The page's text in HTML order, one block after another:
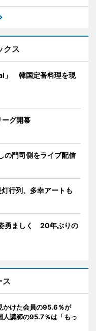
クス
」 韓国定番料理を現
グ開幕
の門司側をライブ配信
行列、多幸アートも
勇ましく 20年ぶりの
ス
かけた会員の95.6％が
人講師の95.7％は「もっ